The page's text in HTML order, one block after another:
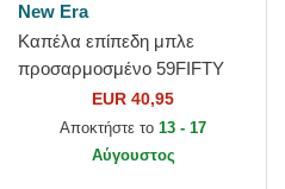
New Era
Καπέλα επίπεδη μπλε
προσαρμοσμένο 59FIFTY
Authentic On Field από
Kansas City Royals MLB
από New Era
EUR 40,95
Αποκτήστε το 13 - 17
Αύγουστος